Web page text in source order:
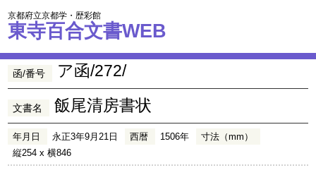
京都府立京都学・歴彩館
東寺百合文書WEB
函/番号 ア函/272/
文書名 飯尾清房書状
年月日 永正3年9月21日 西暦 1506年
寸法（mm）
縦254 x 横846